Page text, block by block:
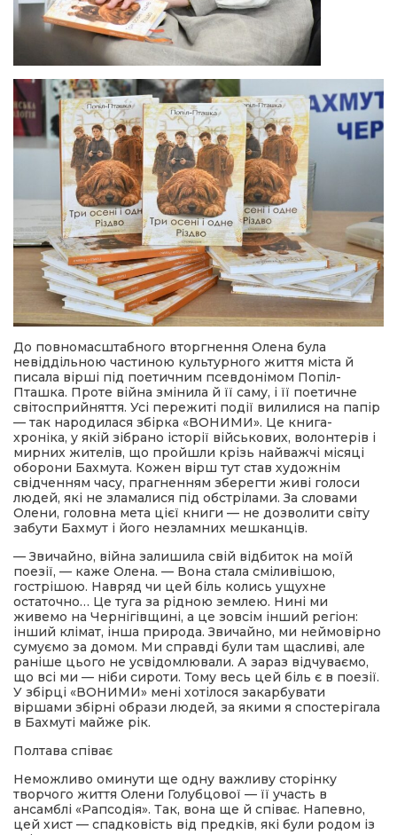
До повномасштабного вторгнення Олена була
невіддільною частиною культурного життя міста й
писала вірші під поетичним псевдонімом Попіл-
Пташка. Проте війна змінила й її саму, і її поетичне
світосприйняття. Усі пережиті події вилилися на папір
— так народилася збірка «ВОНИМИ». Це книга-
хроніка, у якій зібрано історії військових, волонтерів і
мирних жителів, що пройшли крізь найважчі місяці
оборони Бахмута. Кожен вірш тут став художнім
свідченням часу, прагненням зберегти живі голоси
людей, які не зламалися під обстрілами. За словами
Олени, головна мета цієї книги — не дозволити світу
забути Бахмут і його незламних мешканців.
— Звичайно, війна залишила свій відбиток на моїй
поезії, — каже Олена. — Вона стала сміливішою,
гострішою. Навряд чи цей біль колись ущухне
остаточно… Це туга за рідною землею. Нині ми
живемо на Чернігівщині, а це зовсім інший регіон:
інший клімат, інша природа. Звичайно, ми неймовірно
сумуємо за домом. Ми справді були там щасливі, але
раніше цього не усвідомлювали. А зараз відчуваємо,
що всі ми — ніби сироти. Тому весь цей біль є в поезії.
У збірці «ВОНИМИ» мені хотілося закарбувати
віршами збірні образи людей, за якими я спостерігала
в Бахмуті майже рік.
Полтава співає
Неможливо оминути ще одну важливу сторінку
творчого життя Олени Голубцової — її участь в
ансамблі «Рапсодія». Так, вона ще й співає. Напевно,
цей хист — спадковість від предків, які були родом із